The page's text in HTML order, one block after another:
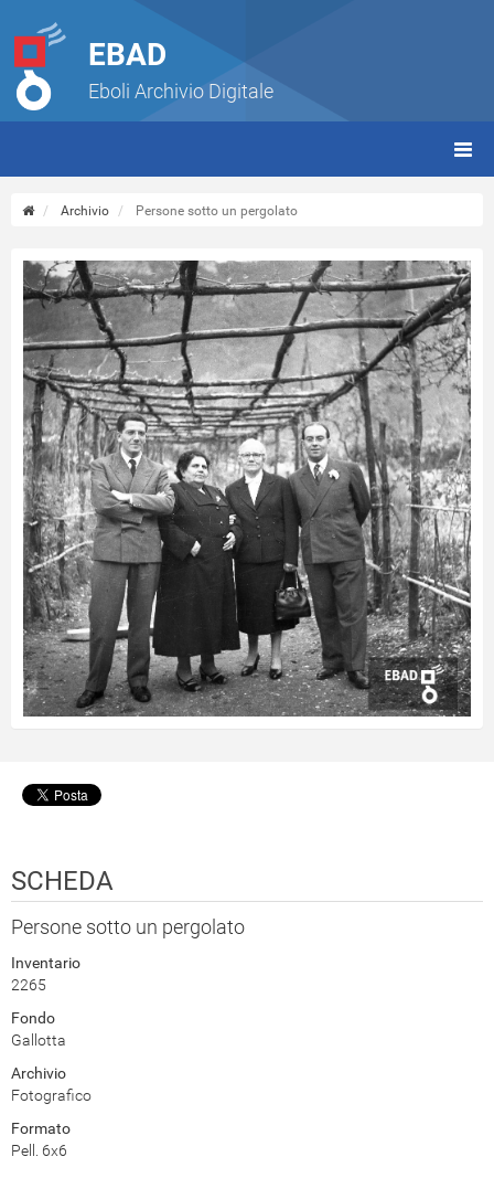
EBAD
Eboli Archivio Digitale
Archivio Persone sotto un pergolato
SCHEDA
Persone sotto un pergolato
Inventario
2265
Fondo
Gallotta
Archivio
Fotografico
Formato
Pell. 6x6